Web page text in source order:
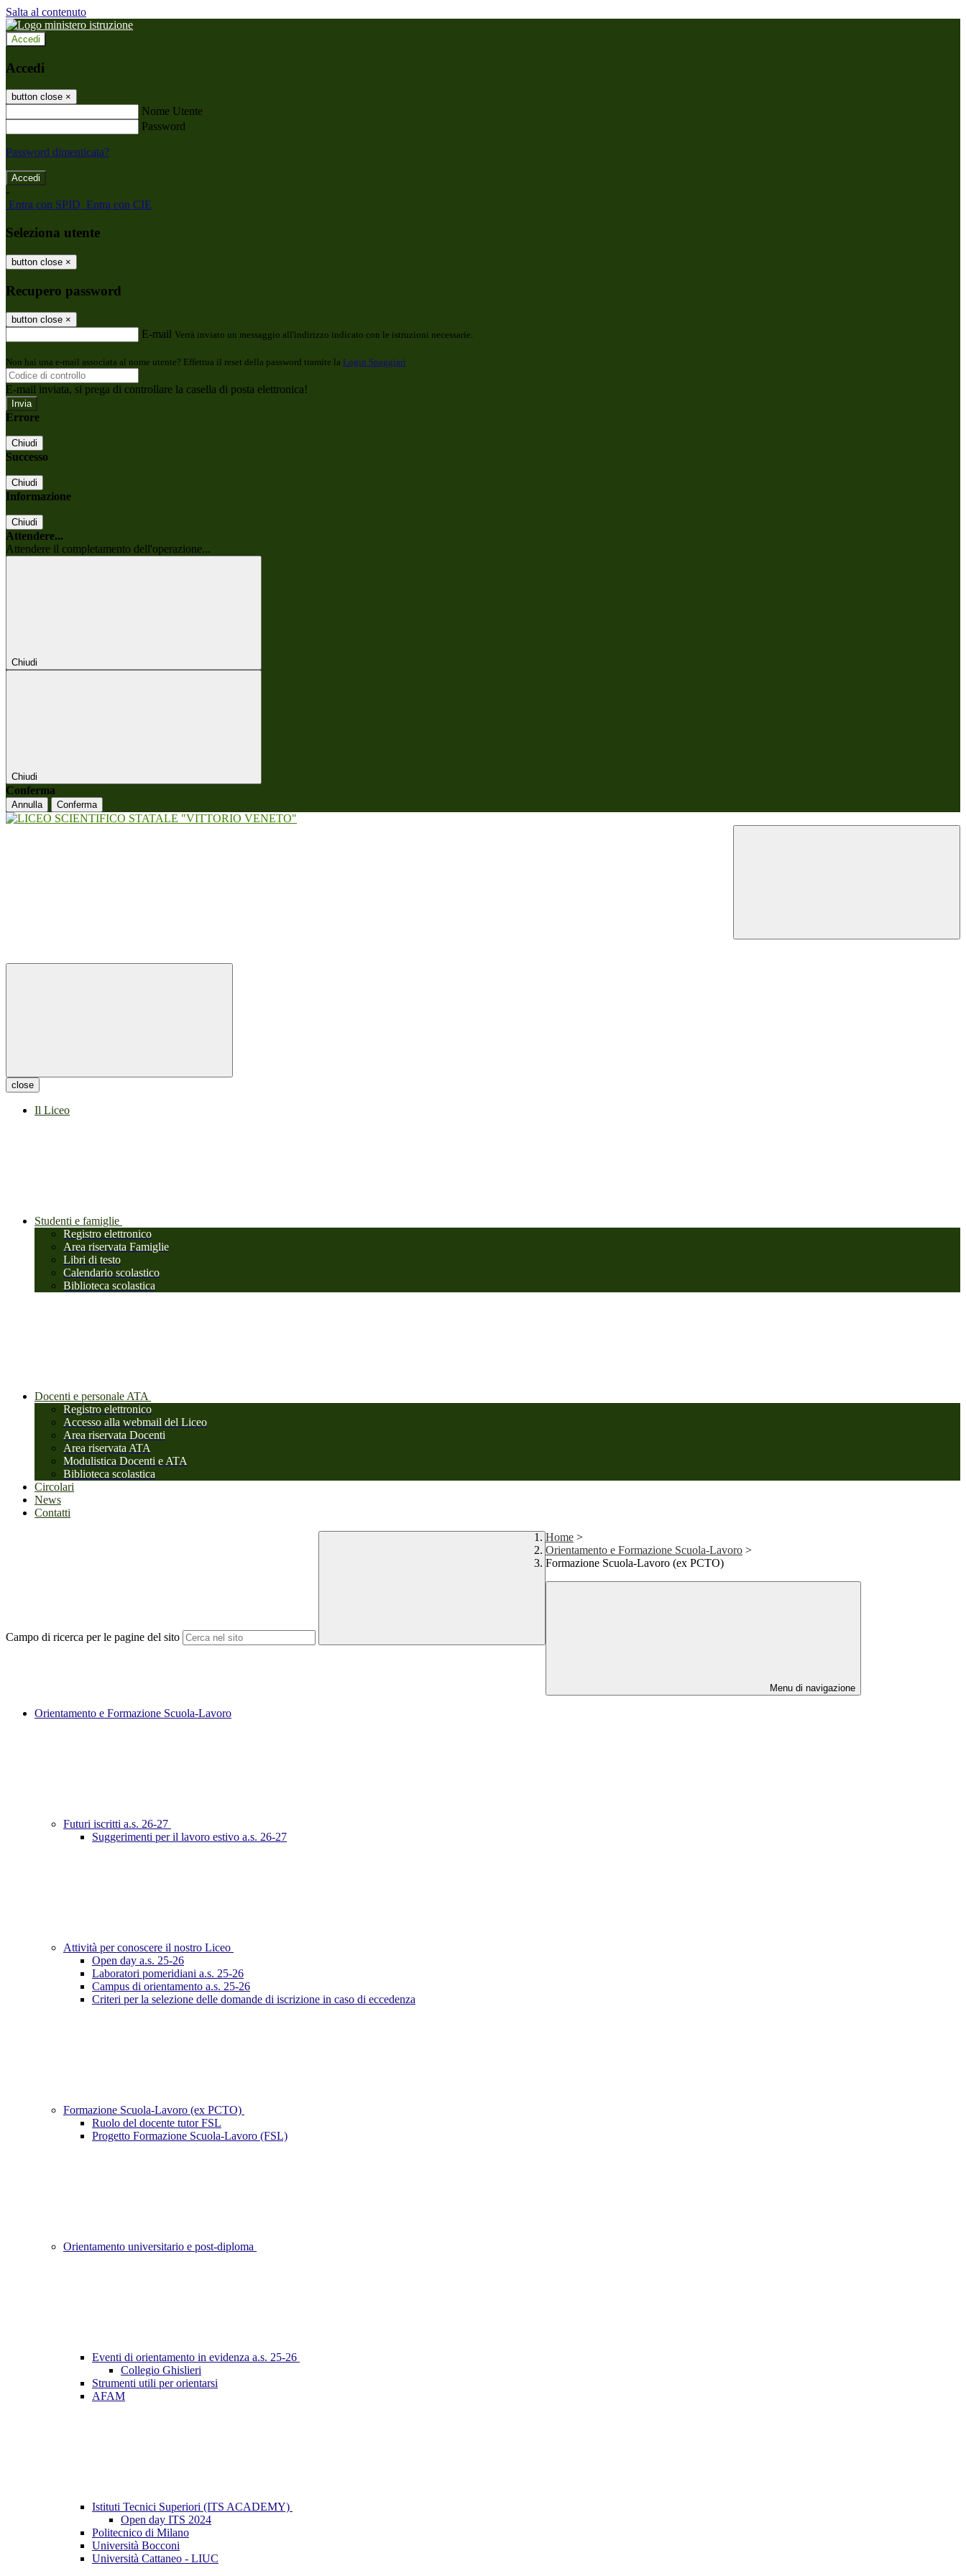
Salta al contenuto
Accedi
Accedi
button close ×
Nome Utente
Password
Password dimenticata?
-
Entra con SPID Entra con CIE
Seleziona utente
button close ×
Recupero password
button close ×
E-mail Verrà inviato un messaggio all'indirizzo indicato con le istruzioni necessarie.
Non hai una e-mail associata al nome utente? Effettua il reset della password tramite la Login Spaggiari
E-mail inviata, si prega di controllare la casella di posta elettronica!
Errore
Chiudi
Successo
Chiudi
Informazione
Chiudi
Attendere...
Attendere il completamento dell'operazione...
Chiudi
Chiudi
Conferma
Annulla Conferma
close
Il Liceo
Studenti e famiglie
Registro elettronico
Area riservata Famiglie
Libri di testo
Calendario scolastico
Biblioteca scolastica
Docenti e personale ATA
Registro elettronico
Accesso alla webmail del Liceo
Area riservata Docenti
Area riservata ATA
Modulistica Docenti e ATA
Biblioteca scolastica
Circolari
News
Contatti
Campo di ricerca per le pagine del sito
Home >
Orientamento e Formazione Scuola-Lavoro >
Formazione Scuola-Lavoro (ex PCTO)
Menu di navigazione
Orientamento e Formazione Scuola-Lavoro
Futuri iscritti a.s. 26-27
Suggerimenti per il lavoro estivo a.s. 26-27
Attività per conoscere il nostro Liceo
Open day a.s. 25-26
Laboratori pomeridiani a.s. 25-26
Campus di orientamento a.s. 25-26
Criteri per la selezione delle domande di iscrizione in caso di eccedenza
Formazione Scuola-Lavoro (ex PCTO)
Ruolo del docente tutor FSL
Progetto Formazione Scuola-Lavoro (FSL)
Orientamento universitario e post-diploma
Eventi di orientamento in evidenza a.s. 25-26
Collegio Ghislieri
Strumenti utili per orientarsi
AFAM
Istituti Tecnici Superiori (ITS ACADEMY)
Open day ITS 2024
Politecnico di Milano
Università Bocconi
Università Cattaneo - LIUC